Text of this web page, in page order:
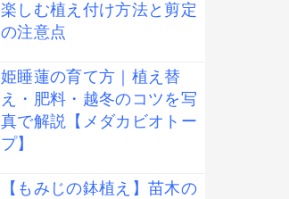
楽しむ植え付け方法と剪定
の注意点
姫睡蓮の育て方｜植え替
え・肥料・越冬のコツを写
真で解説【メダカビオトー
プ】
【もみじの鉢植え】苗木の